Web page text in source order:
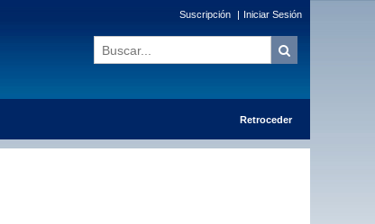
Suscripción | Iniciar Sesión
Retroceder